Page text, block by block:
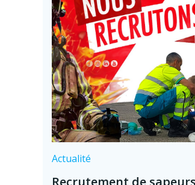
Actualité
Recrutement de